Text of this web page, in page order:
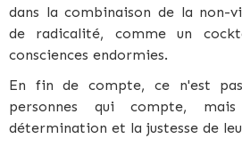
dans la combinaison de la non-
de radicalité, comme un
consciences endormies.
En fin de compte, ce n'est
personnes qui compte,
détermination et la justesse de